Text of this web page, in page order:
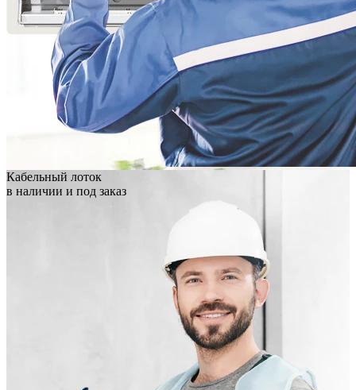
Кабельный лоток
в наличии и под заказ